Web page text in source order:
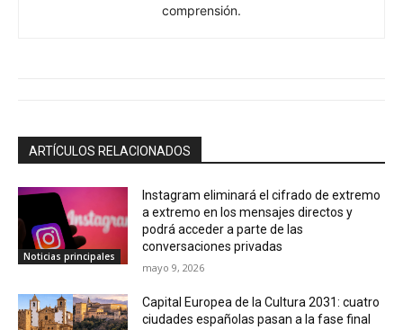
comprensión.
ARTÍCULOS RELACIONADOS
Noticias principales
Instagram eliminará el cifrado de extremo
a extremo en los mensajes directos y
podrá acceder a parte de las
conversaciones privadas
mayo 9, 2026
Capital Europea de la Cultura 2031: cuatro
ciudades españolas pasan a la fase final